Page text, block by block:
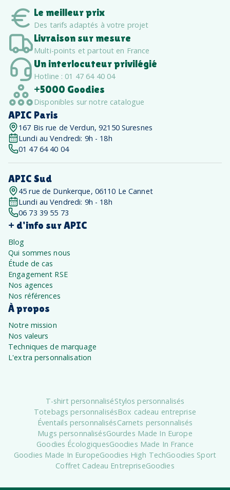
Le meilleur prix
Des tarifs adaptés à votre projet
Livraison sur mesure
Multi-points et partout en France
Un interlocuteur privilégié
Hotline : 01 47 64 40 04
+5000 Goodies
Disponibles sur notre catalogue
APIC Paris
167 Bis rue de Verdun, 92150 Suresnes
Lundi au Vendredi: 9h - 18h
01 47 64 40 04
APIC Sud
45 rue de Dunkerque, 06110 Le Cannet
Lundi au Vendredi: 9h - 18h
06 73 39 55 73
+ d'info sur APIC
Blog
Qui sommes nous
Étude de cas
Engagement RSE
Nos agences
Nos références
À propos
Notre mission
Nos valeurs
Techniques de marquage
L'extra personnalisation
T-shirt personnaliséStylos personnalisés
Totebags personnalisésBox cadeau entreprise
Éventails personnalisésCarnets personnalisés
Mugs personnalisésGourdes Made In Europe
Goodies ÉcologiquesGoodies Made In France
Goodies Made In EuropeGoodies High TechGoodies Sport
Coffret Cadeau EntrepriseGoodies